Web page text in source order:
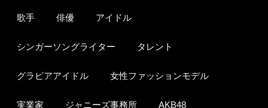
歌手 俳優 アイドル
シンガーソングライター タレント
グラビアアイドル 女性ファッションモデル
実業家 ジャニーズ事務所 AKB48